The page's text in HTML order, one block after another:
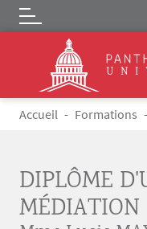
Aller au contenu principal
Logo
Fil d'Ariane
Accueil Formations
DIPLÔME
MÉDIATION